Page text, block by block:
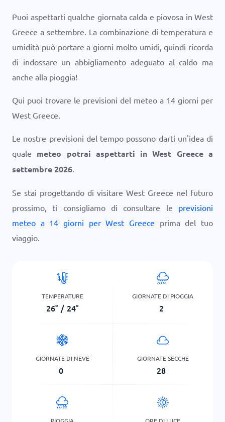
Puoi aspettarti qualche giornata calda e piovosa in West
Greece a settembre. La combinazione di temperatura e
umidità può portare a giorni molto umidi, quindi ricorda
di indossare un abbigliamento adeguato al caldo ma
anche alla pioggia!
Qui puoi trovare le previsioni del meteo a 14 giorni per
West Greece.
Le nostre previsioni del tempo possono darti un'idea di
quale meteo potrai aspettarti in West Greece a
settembre 2026.
Se stai progettando di visitare West Greece nel futuro
prossimo, ti consigliamo di consultare le previsioni
meteo a 14 giorni per West Greece prima del tuo
viaggio.
TEMPERATURE
26° / 24°
GIORNATE DI PIOGGIA
2
GIORNATE DI NEVE
0
GIORNATE SECCHE
28
PIOGGIA ORE DI LUCE